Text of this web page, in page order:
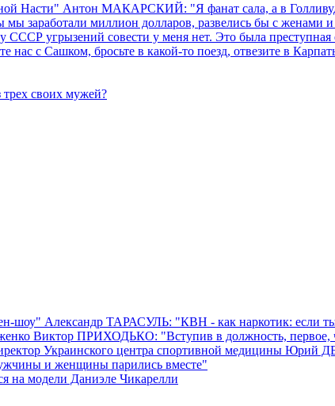
Насти" Антон МАКАРСКИЙ: "Я фанат сала, а в
миллион долларов, развелись бы с женами и
угрызений совести у меня нет. Это была преступная
с Сашком, бросьте в какой-то поезд, отвезите в
своих мужей?
шоу" Александр ТАРАСУЛЬ: "КВН - как наркотик: если ты
Виктор ПРИХОДЬКО: "Вступив в должность, первое,
Украинского центра спортивной медицины
и женщины парились вместе"
на модели Даниэле Чикарелли